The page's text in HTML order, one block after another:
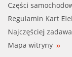
Części
Regulamin Kart
Najczęściej
Mapa witryny